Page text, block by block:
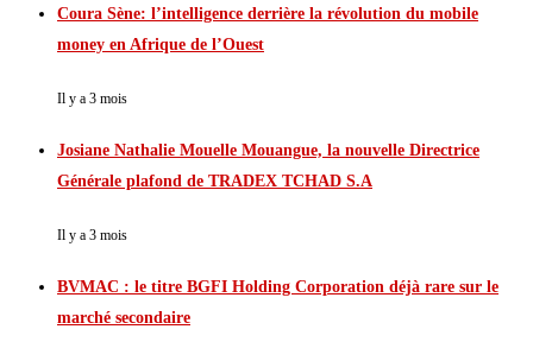
Coura Sène: l’intelligence derrière la révolution du mobile
money en Afrique de l’Ouest
Il y a 3 mois
Josiane Nathalie Mouelle Mouangue, la nouvelle Directrice
Générale plafond de TRADEX TCHAD S.A
Il y a 3 mois
BVMAC : le titre BGFI Holding Corporation déjà rare sur le
marché secondaire